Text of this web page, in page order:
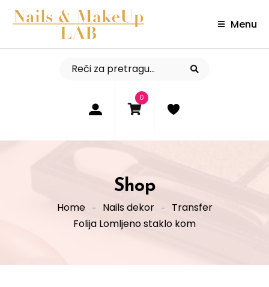
Menu
0
Shop
Home Nails dekor
Transfer
Folija Lomljeno staklo kom